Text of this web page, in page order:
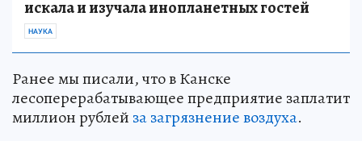
искала и изучала инопланетных гостей
НАУКА
Ранее мы писали, что в Канске
лесоперерабатывающее предприятие заплатит
миллион рублей за загрязнение воздуха.